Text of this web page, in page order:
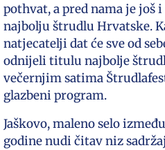
pothvat, a pred nama je još
najbolju štrudlu Hrvatske.
natjecatelji dat će sve od
odnijeli titulu najbolje
večernjim satima
glazbeni program.
Jaškovo, maleno selo
godine nudi čitav niz